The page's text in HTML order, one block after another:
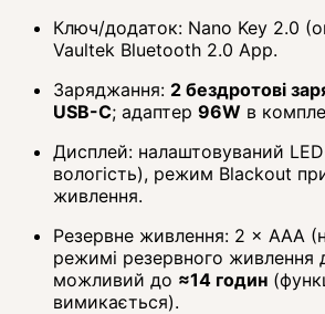
Ключ/додаток: Nano Key 2.0
Vaultek Bluetooth 2.0 App.
Заряджання: 2 бездротові
USB-C; адаптер 96W в
Дисплей: налаштовуваний
вологість), режим Blackout
живлення.
Резервне живлення: 2 × AAA
режимі резервного живлення
можливий до ≈14 годин
вимикається).